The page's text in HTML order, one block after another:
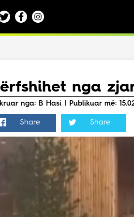
Lajme
Teknologji
Bota
Argëtim
Maqedoni
nga
nga: B Hasi | Publikuar më:
Share Share